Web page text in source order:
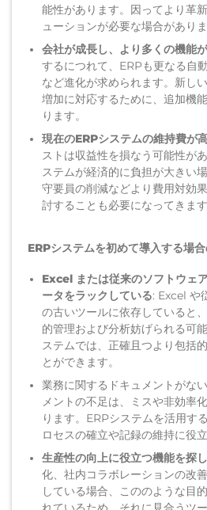
能性があります。因って より革
ューションが必要な場合がありま
会社が成長し、より多くの機能
するにつれて、ERPも更なる自
など進化が求められます。新し
増加に対応するために、追加機
ります。
現在のERPシステムの維持費が
ストは収益性を損なう可能性が
ステムが経済的に負担が大きい場
守要員の削減などより費用対効
討することも必要になってきます
ERPシステムを初めて導入する場合
Excel または従来のソフトウェ
ータをラック している: Excelや
の古いツールに依存していると
的管理および分析妨げられる可
ステムでは、 正確且つより包括的
とができます。
業務に関するドキュメントがな
メントの不足は ミスや非効率化
ります。ERPシステムを活用す
ロセスの確立や記録の維持に役立
生産性の向上に役立つ機能を探
化、社内コラボレーションの改
している場合、こののような目